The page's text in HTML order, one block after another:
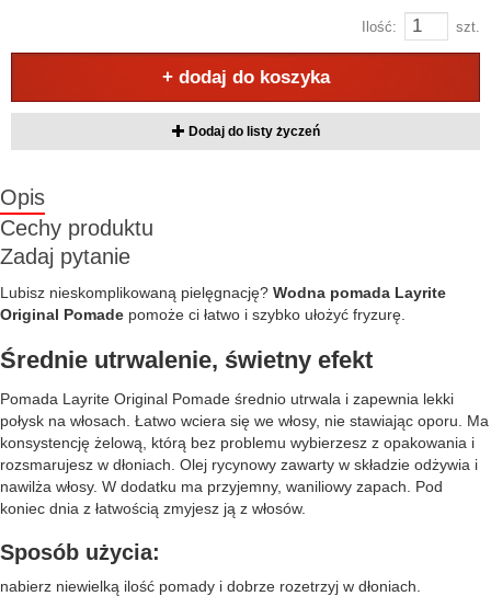
Ilość: szt.
+ dodaj do koszyka
Dodaj do listy życzeń
Opis
Cechy produktu
Zadaj pytanie
Lubisz nieskomplikowaną pielęgnację? Wodna pomada Layrite
Original Pomade pomoże ci łatwo i szybko ułożyć fryzurę.
Średnie utrwalenie, świetny efekt
Pomada Layrite Original Pomade średnio utrwala i zapewnia lekki
połysk na włosach. Łatwo wciera się we włosy, nie stawiając oporu. Ma
konsystencję żelową, którą bez problemu wybierzesz z opakowania i
rozsmarujesz w dłoniach. Olej rycynowy zawarty w składzie odżywia i
nawilża włosy. W dodatku ma przyjemny, waniliowy zapach. Pod
koniec dnia z łatwością zmyjesz ją z włosów.
Sposób użycia:
nabierz niewielką ilość pomady i dobrze rozetrzyj w dłoniach.